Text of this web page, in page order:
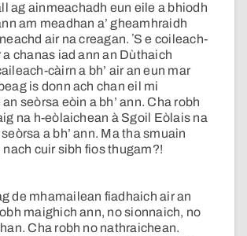
ag ainmeachadh eun eile a bhiodh
am meadhan a’ gheamhraidh
air na creagan. ʼS e coileach-
a chanas iad ann an Dùthaich
càirn a bh’ air an eun mar
is donn ach chan eil mi
seòrsa eòin a bh’ ann. Cha robh
na h-eòlaichean à Sgoil Eòlais na
a bh’ ann. Ma tha smuain
cuir sibh fios thugam?!
de mhamailean fiadhaich air an
maighich ann, no sionnaich, no
Cha robh no nathraichean.